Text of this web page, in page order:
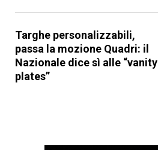
Targhe personalizzabili,
passa la mozione Quadri: il
Nazionale dice sì alle “vanity
plates”